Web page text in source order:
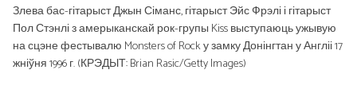
Злева бас-гітарыст Джын Сіманс, гітарыст Эйс Фрэлі і гітарыст
Пол Стэнлі з амерыканскай рок-групы Kiss выступаюць ужывую
на сцэне фестывалю Monsters of Rock у замку Донінгтан у Англіі 17
жніўня 1996 г. (КРЭДЫТ: Brian Rasic/Getty Images)